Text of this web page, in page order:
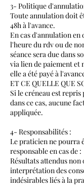
3- Politique
Toute annulation doit
48h à l'avance.
En cas d'annulation en
l'heure du rdv ou de
séance sera due dans
via lien de paiement et
elle a été payé à
ET CE QUELLE QUE
Si le créneau est
dans ce cas, aucune
appliquée.
4- Responsabilités :
Le praticien ne pourra
responsable en cas de :
Résultats attendus
interprétation des
indésirables liés à la